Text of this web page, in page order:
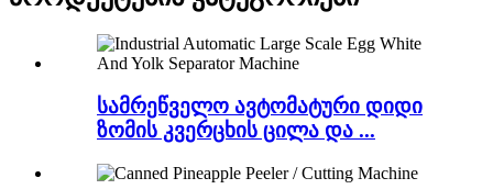
სამრეწველო ავტომატური დიდი
ზომის კვერცხის ცილა და ...